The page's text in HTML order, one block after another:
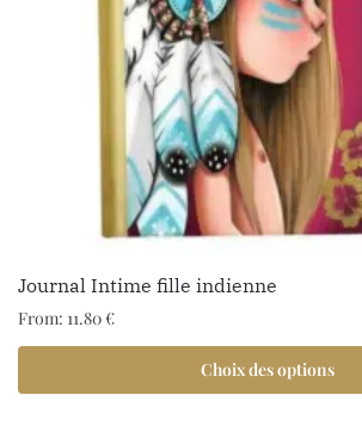
Journal Intime fille indienne
From: 11.80€
Choix des options